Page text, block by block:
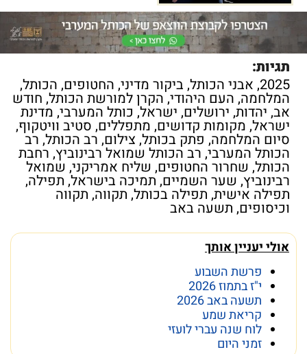
תגיות:
2025
, אבני הכותל, ביקור מדיני, החטופים, הכותל,
המלחמה, העם היהודי,הקרן למורשת הכותל, חודש
אב, יהדות, ירושלים, ישראל, כותל המערבי, מדינת
ישראל, מקומות קדושים, מתפללים, סטיב וויטקוף,
סיום המלחמה, פתק בכותל, צילום, רב הכותל, רב
הכותל המערבי, רב הכותל שמואל רבינוביץ, רחבת
הכותל, שחרור החטופים, שליח אמריקני, שמואל
רבינוביץ, שער השמיים, תמיכה בישראל, תפילה,
תפילה אישית, תפילה בכותל, תקווה, תקווה
וכיסופים, תשעה באב
אולי יעניין אותך
פרשת השבוע
י"ז בתמוז 2026
תשעה באב 2026
קריאת שמע
לוח שנה עברי לועזי
זמני היום